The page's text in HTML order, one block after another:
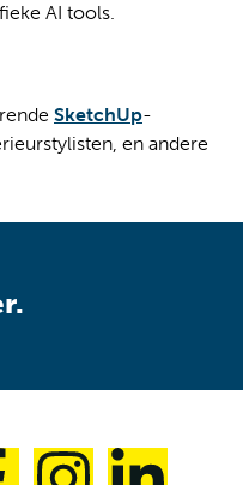
AI tools.
SketchUp-
en andere